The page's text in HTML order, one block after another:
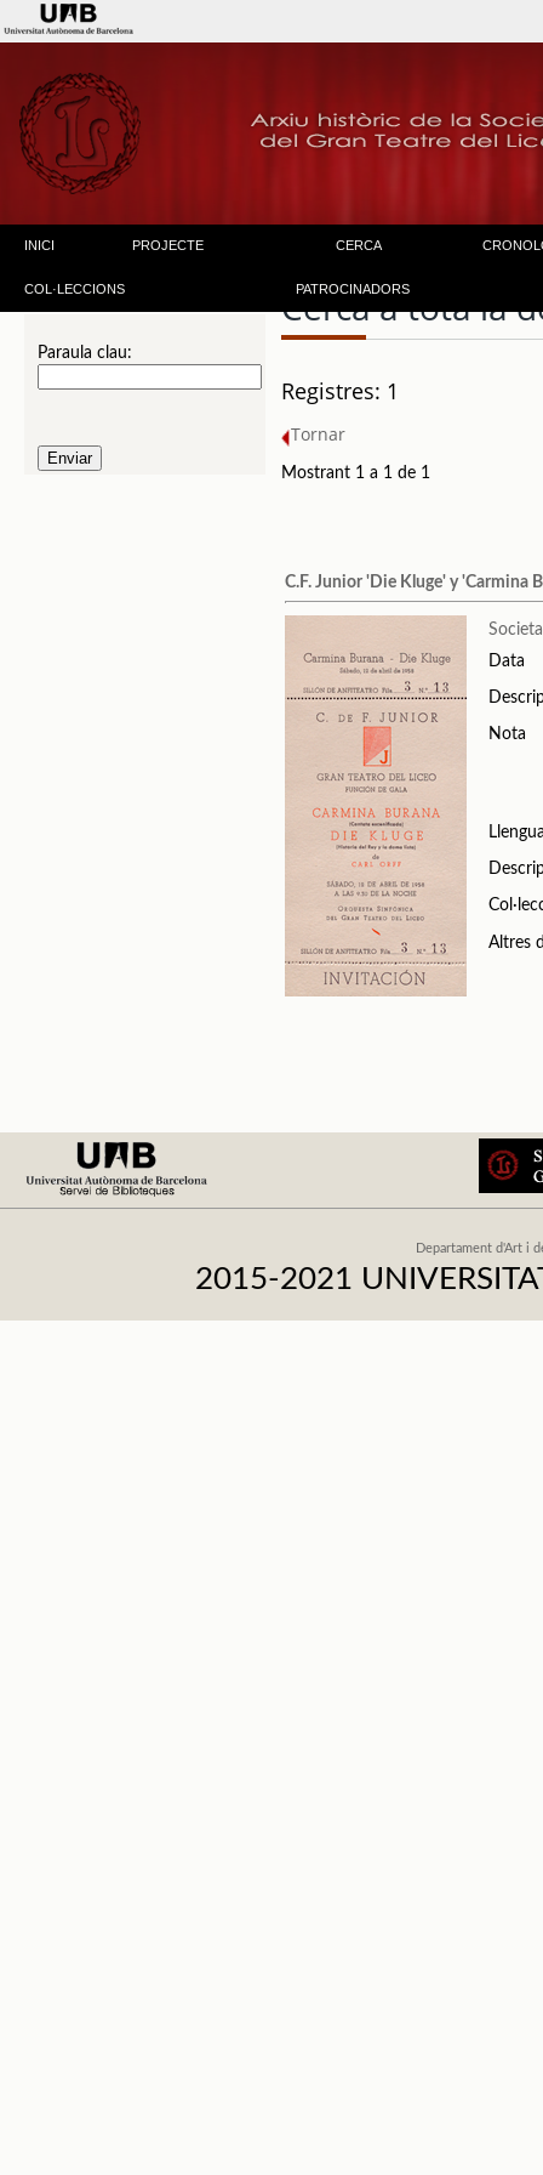
INICI PROJECTE CERCA
COL·LECCIONS PATROCINADORS
Paraula clau:
Cerca a tota la
Registres: 1
Tornar
Mostrant 1 a 1 de 1
C.F. Junior 'Die Kluge' y 'Carmina
Data
Nota
Altres
Departament d'Art i
2015-2021